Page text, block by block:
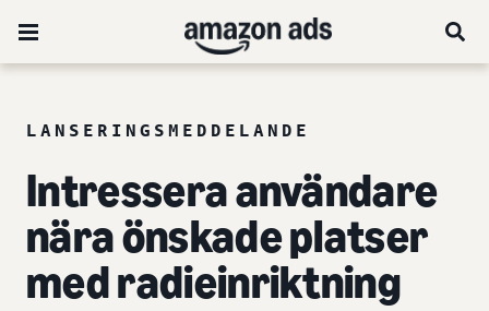
LANSERINGSMEDDELANDE
Intressera användare
nära önskade platser
med radieinriktning